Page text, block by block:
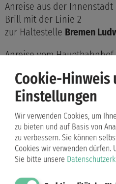
Anreise aus der Innenstadt
Brill mit der Linie 2
zur Haltestelle Bremen
Anreise vom
oder ab Hauptbahnhof mit
zur HaltestelleBremen
PKW:
Parken Sie bitte auf den
Gebäude und beachten
Cookie-Hinweis
Einstellungen
Wir verwenden Cookies, um
zu bieten und auf Basis von
zu verbessern. Sie können
Cookies wir verwenden dürfen.
Sie bitte unsere